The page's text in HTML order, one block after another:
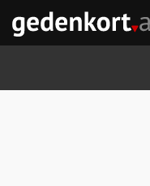
ссылкам
GEDENKORT - ГЛАВНАЯ